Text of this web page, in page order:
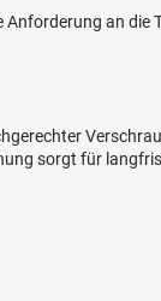
an
sorgt für